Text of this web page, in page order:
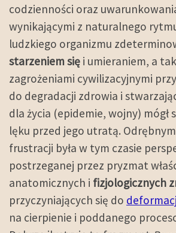
codzienności oraz
wynikającymi z naturalnego
ludzkiego organizmu
starzeniem się i umieraniem, a
zagrożeniami cywilizacyjnymi
do degradacji zdrowia i
dla życia (epidemie, wojny) mógł
lęku przed jego utratą.
frustracji była w tym czasie
postrzeganej przez pryzmat
anatomicznych i fizjologicznych
przyczyniających się do
na cierpienie i poddanego